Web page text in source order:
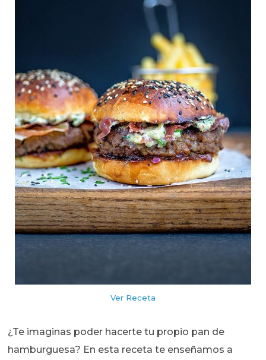
Ver Receta
¿Te imaginas poder hacerte tu propio pan de
hamburguesa? En esta receta te enseñamos a